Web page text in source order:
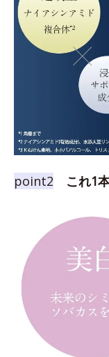
point2 これ1